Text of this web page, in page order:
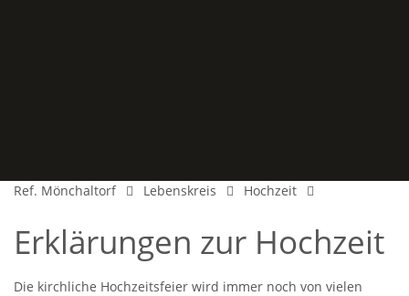
Ref. Mönchaltorf Lebenskreis Hochzeit
Erklärungen zur Hochzeit
Die kirchliche Hochzeitsfeier wird immer noch von vielen